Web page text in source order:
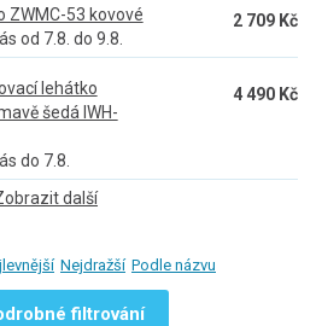
ZWMC-53 kovové
od 7.8. do 9.8.
2 709 Kč
lehátko
šedá IWH-
do 7.8.
4 490 Kč
další
Nejdražší Podle názvu
filtrování